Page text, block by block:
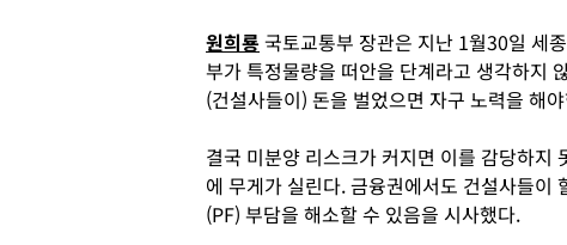
원희룡 국토교통부 장관은 지난 1월30일 세
부가 특정물량을 떠안을 단계라고 생각하지
(건설사들이) 돈을 벌었으면 자구 노력을 해
결국 미분양 리스크가 커지면 이를 감당하지
에 무게가 실린다. 금융권에서도 건설사들이
(PF) 부담을 해소할 수 있음을 시사했다.